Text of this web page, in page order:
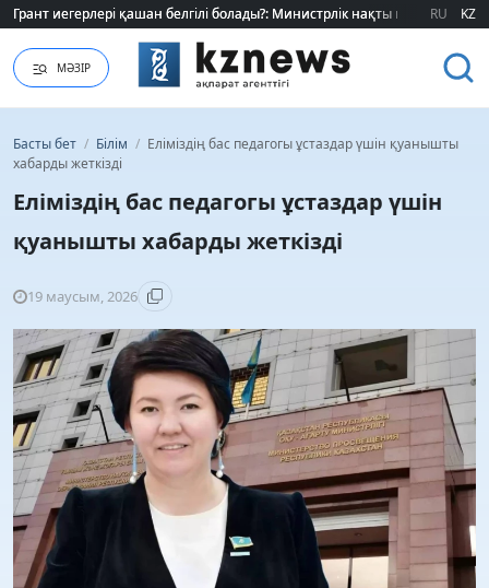
Грант иегерлері қашан белгілі болады?: Министрлік нақты мерзімді
Грант иегерлері қашан белгілі болады?: Министрлік нақты мерзімді
RU KZ
МӘЗІР
Басты бет / Білім / Еліміздің бас педагогы ұстаздар үшін қуанышты
хабарды жеткізді
Еліміздің бас педагогы ұстаздар үшін
қуанышты хабарды жеткізді
19 маусым, 2026